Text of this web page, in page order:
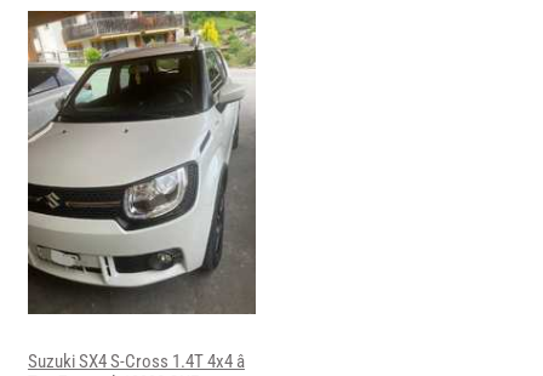
Suzuki SX4 S-Cross 1.4T 4x4 â